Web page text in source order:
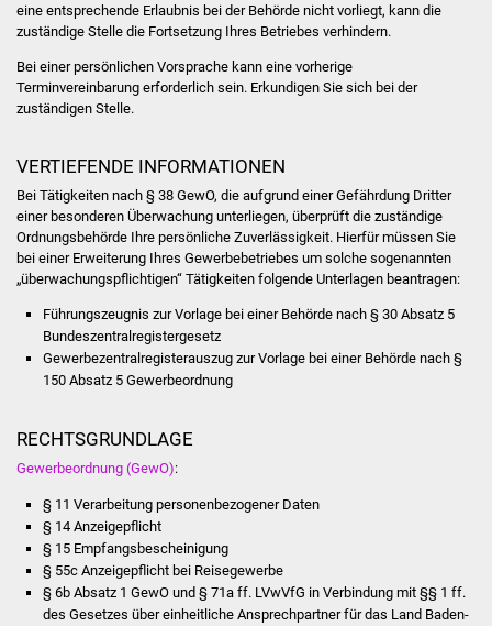
Veranstaltungen
Stadtfest
Einrichtungen
Hallenbad
Stadtbücherei
Selbsteintrag Vereine
eine entsprechende Erlaubnis bei der Behörde nicht vorliegt, kann die
zuständige Stelle die Fortsetzung Ihres Betriebes verhindern.
Bei einer persönlichen Vorsprache kann eine vorherige
Terminvereinbarung erforderlich sein. Erkundigen Sie sich bei der
zuständigen Stelle.
VERTIEFENDE INFORMATIONEN
Bei Tätigkeiten nach § 38 GewO, die aufgrund einer Gefährdung Dritter
einer besonderen Überwachung unterliegen, überprüft die zuständige
Ordnungsbehörde Ihre persönliche Zuverlässigkeit. Hierfür müssen Sie
bei einer Erweiterung Ihres Gewerbebetriebes um solche sogenannten
„überwachungspflichtigen“ Tätigkeiten folgende Unterlagen beantragen:
Führungszeugnis zur Vorlage bei einer Behörde nach § 30 Absatz 5
Bundeszentralregistergesetz
Gewerbezentralregisterauszug zur Vorlage bei einer Behörde nach §
150 Absatz 5 Gewerbeordnung
RECHTSGRUNDLAGE
Gewerbeordnung (GewO):
§ 11 Verarbeitung personenbezogener Daten
§ 14 Anzeigepflicht
§ 15 Empfangsbescheinigung
§ 55c Anzeigepflicht bei Reisegewerbe
§ 6b Absatz 1 GewO und § 71a ff. LVwVfG in Verbindung mit §§ 1 ff.
des Gesetzes über einheitliche Ansprechpartner für das Land Baden-